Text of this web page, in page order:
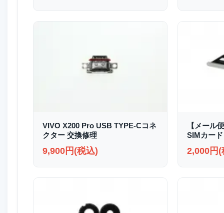
VIVO X200 Pro USB TYPE-Cコネ
クター 交換修理
9,900円(税込)
【メール
SIMカー
2,000円(